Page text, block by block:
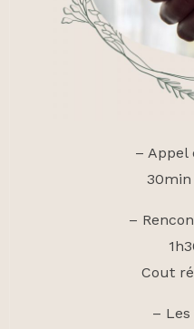
– Appel
30min
–
Cout
–